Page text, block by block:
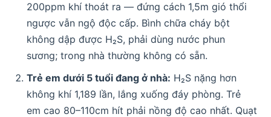
200ppm khí thoát ra — đứng cách 1,5m gió thổi
ngược vẫn ngộ độc cấp. Bình chữa cháy bột
không dập được H₂S, phải dùng nước phun
sương; trong nhà thường không có sẵn.
Trẻ em dưới 5 tuổi đang ở nhà: H₂S nặng hơn
không khí 1,189 lần, lắng xuống đáy phòng. Trẻ
em cao 80–110cm hít phải nồng độ cao nhất. Quạt